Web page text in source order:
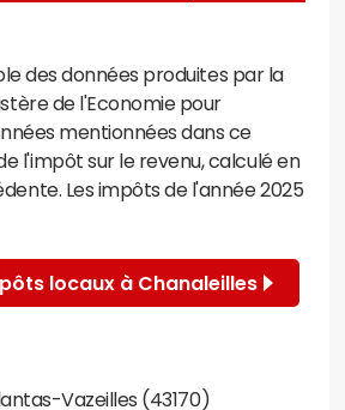
des données produites par la
de l'Economie pour
mentionnées dans ce
l'impôt sur le revenu, calculé en
Les impôts de l'année 2025
locaux à Chanaleilles
Vazeilles (43170)